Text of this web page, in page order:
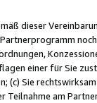
dieser
einer für Sie
(c) Sie
Teilnahme am